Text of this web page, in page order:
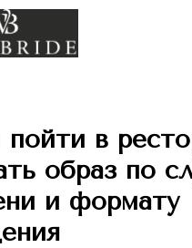
пойти в
образ по
и формату